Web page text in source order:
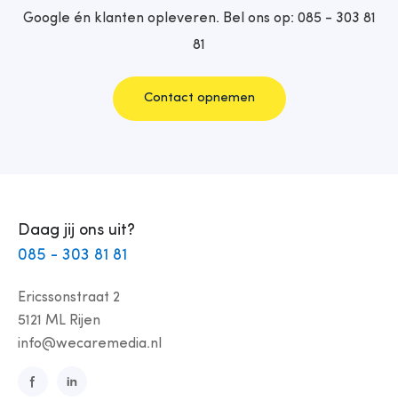
Google én klanten opleveren. Bel ons op: 085 - 303 81
81
Contact opnemen
Daag jij ons uit?
085 - 303 81 81
Ericssonstraat 2
5121 ML Rijen
info@wecaremedia.nl